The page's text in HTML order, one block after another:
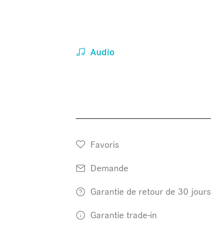
Audio
Favoris
Demande
Garantie de retour de 30 jours
Garantie trade-in